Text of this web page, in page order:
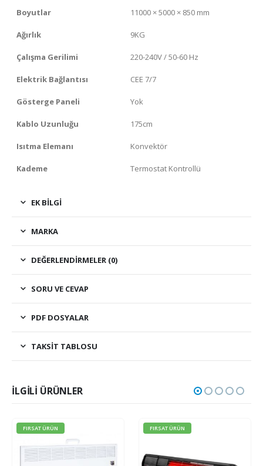
Boyutlar 11000 × 5000 × 850 mm
Ağırlık 9KG
Çalışma Gerilimi 220-240V / 50-60 Hz
Elektrik Bağlantısı CEE 7/7
Gösterge Paneli Yok
Kablo Uzunluğu 175cm
Isıtma Elemanı Konvektör
Kademe Termostat Kontrollü
EK BILGI
MARKA
DEĞERLENDIRMELER (0)
SORU VE CEVAP
PDF DOSYALAR
TAKSIT TABLOSU
İLGILI ÜRÜNLER
FIRSAT ÜRÜN FIRSAT ÜRÜN